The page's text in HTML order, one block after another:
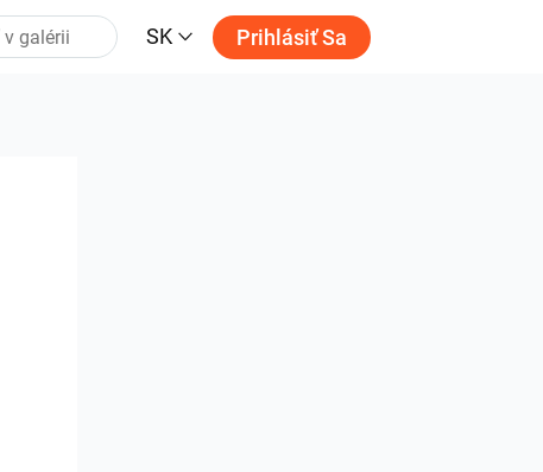
SK Prihlásiť Sa